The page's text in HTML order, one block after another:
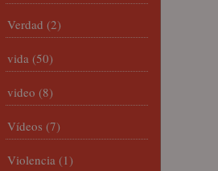
Verdad (2)
vida (50)
video (8)
Vídeos (7)
Violencia (1)